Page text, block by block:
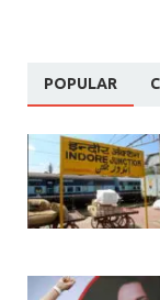
POPULAR